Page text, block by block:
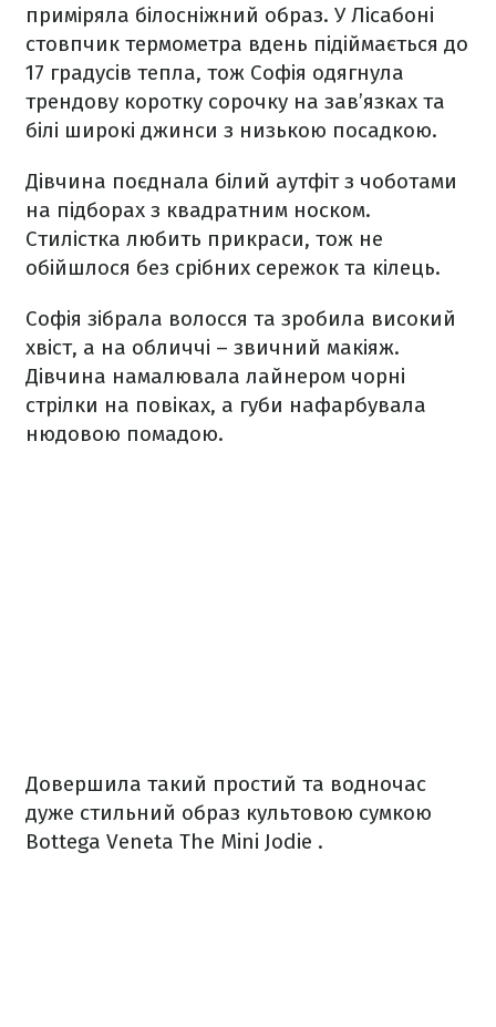
приміряла білосніжний образ. У Лісабоні
стовпчик термометра вдень підіймається до
17 градусів тепла, тож Софія одягнула
трендову коротку сорочку на зав’язках та
білі широкі джинси з низькою посадкою.
Дівчина поєднала білий аутфіт з чоботами
на підборах з квадратним носком.
Стилістка любить прикраси, тож не
обійшлося без срібних сережок та кілець.
Софія зібрала волосся та зробила високий
хвіст, а на обличчі – звичний макіяж.
Дівчина намалювала лайнером чорні
стрілки на повіках, а губи нафарбувала
нюдовою помадою.
Довершила такий простий та водночас
дуже стильний образ культовою сумкою
Bottega Veneta The Mini Jodie .